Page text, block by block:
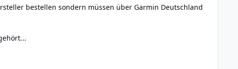
bestellen sondern müssen über Garmin Deutschland